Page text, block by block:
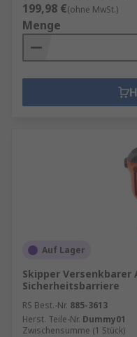
199,98 €(ohne MwSt.)
Menge
Auf Lager
Skipper Versenkbarer
Sicherheitsbarriere
RS Best.-Nr. 885-3613
Herst. Teile-Nr. Dummy01
Zwischensumme (1 Stück)